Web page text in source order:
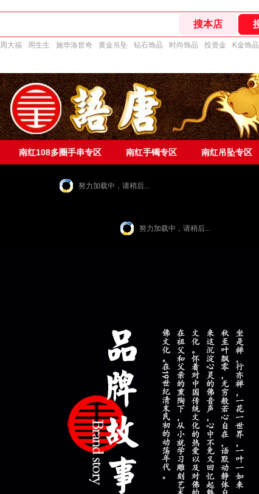
周大福 周生生 施华洛世奇 黄金吊坠 钻石饰品 时尚饰品 投资金 K金饰品
南红108多圈手串专区 南红手镯专区 南红吊坠专区
努力加载中，请稍后...
努力加载中，请稍后...